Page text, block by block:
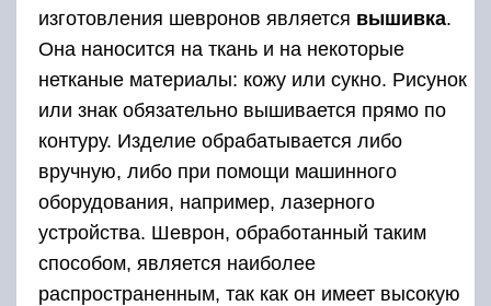
изготовления шевронов является вышивка.
Она наносится на ткань и на некоторые
нетканые материалы: кожу или сукно. Рисунок
или знак обязательно вышивается прямо по
контуру. Изделие обрабатывается либо
вручную, либо при помощи машинного
оборудования, например, лазерного
устройства. Шеврон, обработанный таким
способом, является наиболее
распространенным, так как он имеет высокую